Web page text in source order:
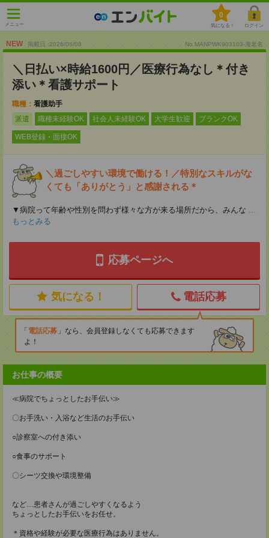
メニュー
0
気になる！ ログイン
NEW 掲載日 :2026/08/08 No.MANPWK903103-海老名
＼日払い×時給1600円／医療行為なし＊付き
添い＊看護サポート
職種： 看護助手
派遣
職種未経験OK 社会人未経験OK 大学生歓迎 ブランクOK
WEB登録・面接OK
＼過ごしやすい環境で働ける！／特別なスキルがな
くても「ありがとう」と感謝される＊
▼病院って年齢や性別を問わず様々な方が来る場所だから、みんな ...
もっとみる
応募ページへ
気になる！ 電話応募
電話応募
なら、会員登録しなくても応募できます
よ！
お仕事の概要
≪病院でちょっとしたお手伝い≫
〇お手洗い・入浴など生活のお手伝い
○診察室への付き添い
○食事のサポート
〇シーツ交換や環境整備
など…患者さんが過ごしやすくなるよう
ちょっとしたお手伝いをお任せ。
＊資格や経験が必要な医療行為はありません。